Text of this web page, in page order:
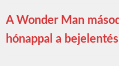
A Wonder Man
hónappal a